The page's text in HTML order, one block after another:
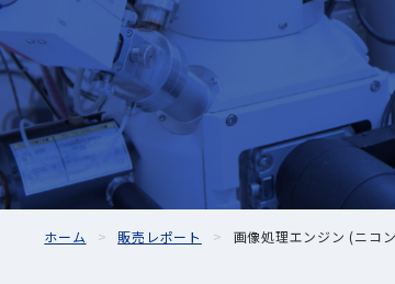
ホーム 販売レポート 画像処理エンジン (ニコ